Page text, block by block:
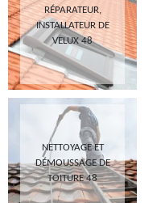
RÉPARATEUR,
INSTALLATEUR DE
VELUX 48
NETTOYAGE ET
DÉMOUSSAGE DE
TOITURE 48